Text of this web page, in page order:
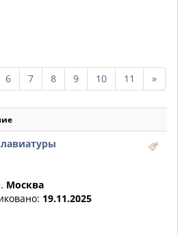
6 7 8 9 10 11 »
10
Москва
19.11.2025